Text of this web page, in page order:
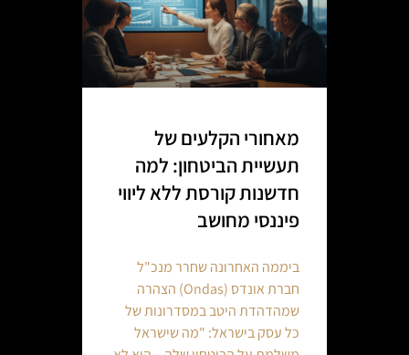
מאחורי הקלעים של
תעשיית הביטחון: למה
חדשנות קורסת ללא ליווי
פיננסי מחושב
ביממה האחרונה שחרר מנכ"ל
חברת אונדס (Ondas) הצהרה
שמהדהדת היטב במסדרונות של
כל עסק בישראל: "מה שישראל